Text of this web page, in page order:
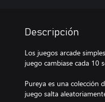
Descripción
Los juegos arcade
juego cambiase cada 10
Pureya es una colección
juego salta